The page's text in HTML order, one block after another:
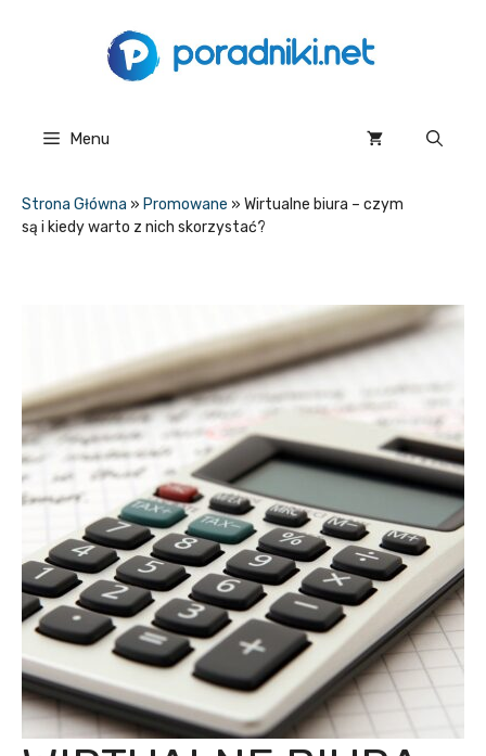
Menu
Strona Główna » Promowane » Wirtualne biura – czym
są i kiedy warto z nich skorzystać?